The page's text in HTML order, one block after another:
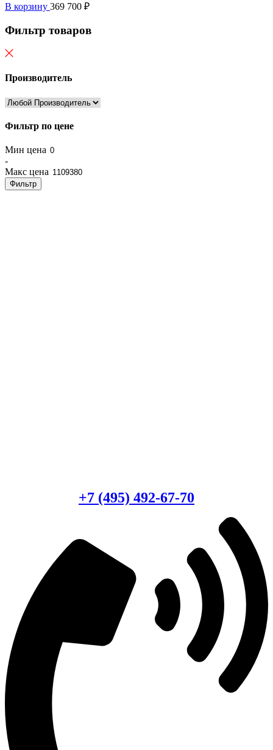
В корзину 369 700 ₽
Фильтр товаров
Производитель
Фильтр по цене
Мин цена
-
Макс цена
Фильтр
+7 (495) 492-67-70